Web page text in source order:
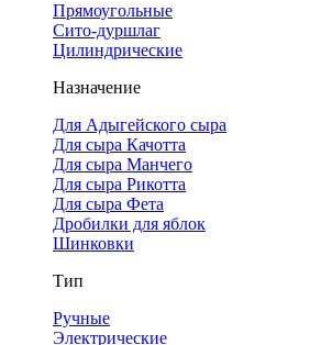
Прямоугольные
Сито-дуршлаг
Цилиндрические
Назначение
Для Адыгейского сыра
Для сыра Качотта
Для сыра Манчего
Для сыра Рикотта
Для сыра Фета
Дробилки для яблок
Шинковки
Тип
Ручные
Электрические